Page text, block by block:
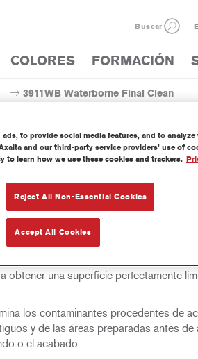
Buscar
COLORES FORMACIÓN
3911WB Waterborne Final Clean
3911WB
es un limpiador de preparación basado
obtener una superficie perfectamente
los contaminantes procedentes de
y de las áreas preparadas antes de
o el acabado.
to provide social media features, and to
and our third-party service providers’ use of
to learn how we use these cookies and trackers.
Reject All Non-Essential Cookies
Accept All Cookies